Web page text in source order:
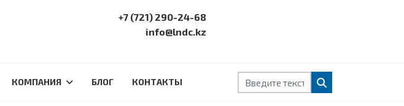
+7 (721) 290-24-68
info@lndc.kz
КОМПАНИЯ БЛОГ КОНТАКТЫ Поиск